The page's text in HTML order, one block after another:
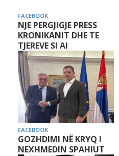
FACEBOOK
NJE PERGJIGJE PRESS
KRONIKANIT DHE TE
TJEREVE SI AI
FACEBOOK
GOZHDIMI NË KRYQ I
NEXHMEDIN SPAHIUT